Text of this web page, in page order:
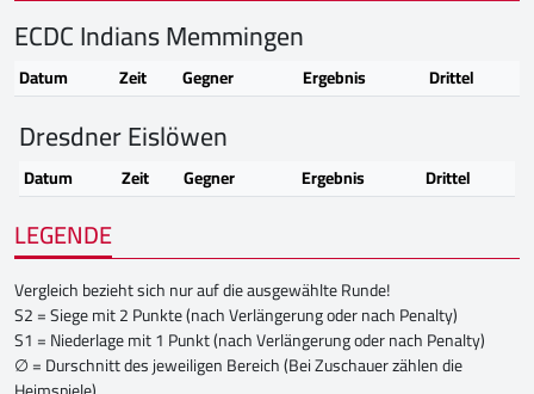
ECDC Indians Memmingen
Datum Zeit Gegner Ergebnis Drittel
Dresdner Eislöwen
Datum Zeit Gegner Ergebnis Drittel
LEGENDE
Vergleich bezieht sich nur auf die ausgewählte Runde!
S2 = Siege mit 2 Punkte (nach Verlängerung oder nach Penalty)
S1 = Niederlage mit 1 Punkt (nach Verlängerung oder nach Penalty)
∅ = Durschnitt des jeweiligen Bereich (Bei Zuschauer zählen die